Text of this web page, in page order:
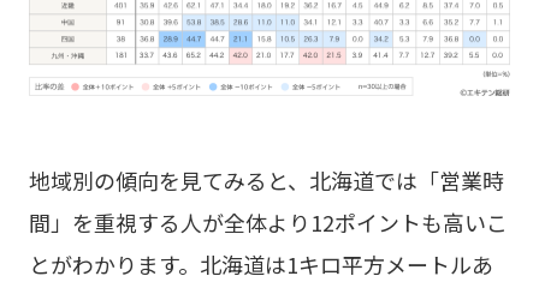
地域別の傾向を見てみると、北海道では「営業時
間」を重視する人が全体より12ポイントも高いこ
とがわかります。北海道は1キロ平方メートルあ